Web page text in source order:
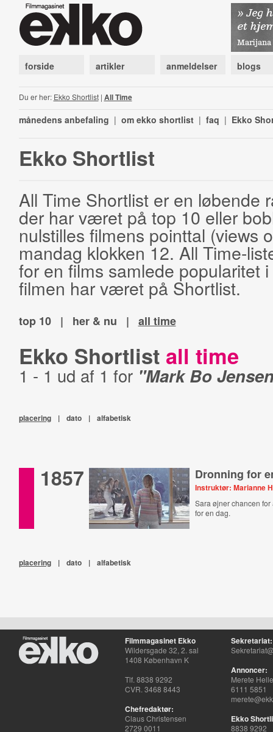
forside artikler anmeldelser blogs
Du er her: Ekko Shortlist| All Time
månedens anbefaling | om ekko shortlist | faq | Ekko
Ekko Shortlist
All Time Shortlist er en løbende
der har været på top 10 eller
nulstilles filmens pointtal (views
mandag klokken 12. All Time-
for en films samlede popularitet
filmen har været på Shortlist.
top 10 | her & nu | all time
Ekko Shortlist all time
1 - 1 ud af 1 for "Mark Bo
placering | dato | alfabetisk
1857 Dronning for
Instruktør: Marianne
Sara øjner chancen
for en dag.
placering | dato | alfabetisk
Filmmagasinet Ekko
Wildersgade 32, 2. sal
1408 København K
Tlf. 8838 9292
CVR. 3468 8443
Chefredaktør:
Claus Christensen
2729 0011
Sekretariat:
Annoncer:
Merete
6111 5851
Ekko
8838 9292